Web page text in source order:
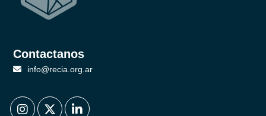
Contactanos
info@recia.org.ar
. . .